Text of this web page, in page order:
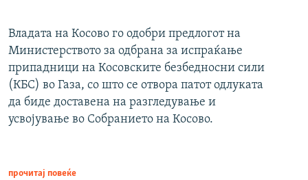
Владата на Косово го одобри предлогот на
Министерството за одбрана за испраќање
припадници на Косовските безбедносни сили
(КБС) во Газа, со што се отвора патот одлуката
да биде доставена на разгледување и
усвојување во Собранието на Косово.
прочитај повеќе